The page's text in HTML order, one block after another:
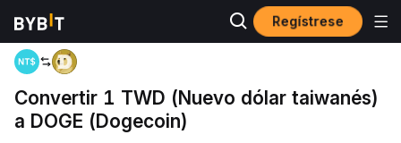
Regístrese
Inicio TWD to DOGE
Convertir 1 TWD (Nuevo dólar taiwanés)
a DOGE (Dogecoin)